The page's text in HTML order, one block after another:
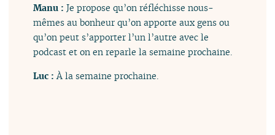
Manu :Je propose qu’on réfléchisse nous-
mêmes au bonheur qu’on apporte aux gens ou
qu’on peut s’apporter l’un l’autre avec le
podcast et on en reparle la semaine prochaine.
Luc :À la semaine prochaine.